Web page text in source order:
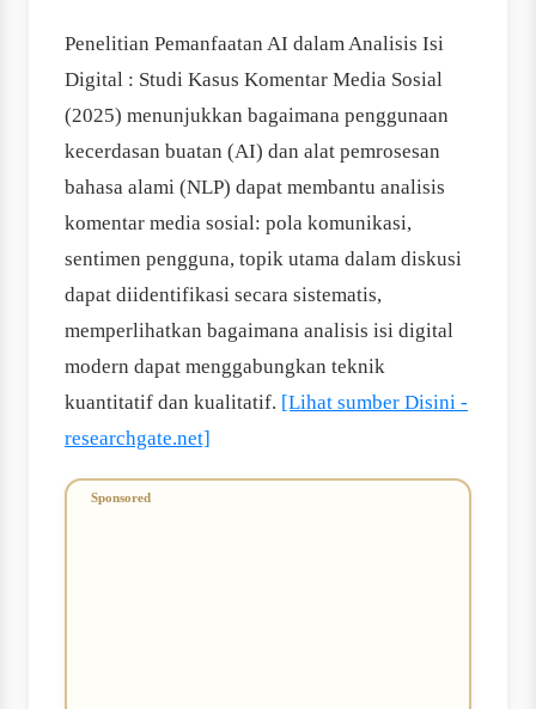
Penelitian Pemanfaatan AI dalam Analisis Isi
Digital : Studi Kasus Komentar Media Sosial
(2025) menunjukkan bagaimana penggunaan
kecerdasan buatan (AI) dan alat pemrosesan
bahasa alami (NLP) dapat membantu analisis
komentar media sosial: pola komunikasi,
sentimen pengguna, topik utama dalam diskusi
dapat diidentifikasi secara sistematis,
memperlihatkan bagaimana analisis isi digital
modern dapat menggabungkan teknik
kuantitatif dan kualitatif. [Lihat sumber Disini -
researchgate.net]